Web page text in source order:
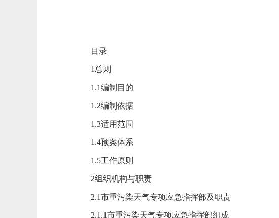
目录
1总则
1.1编制目的
1.2编制依据
1.3适用范围
1.4预案体系
1.5工作原则
2组织机构与职责
2.1市重污染天气专项应急指挥部及职责
2.1.1市重污染天气专项应急指挥部组成